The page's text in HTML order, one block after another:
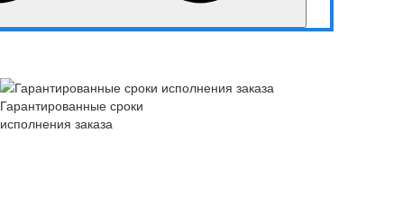
Гарантированные сроки
исполнения заказа